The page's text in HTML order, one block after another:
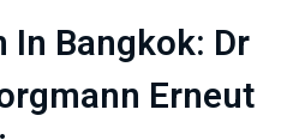
Bangkok: Dr
Erneut